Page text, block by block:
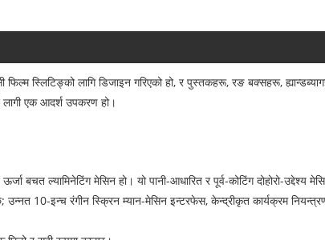
फिल्म स्लिटिङ्को लागि डिजाइन गरिएको हो, र पुस्तकहरू, रङ बक्सहरू,
एक आदर्श उपकरण हो।
बचत ल्यामिनेटिंग मेसिन हो। यो पानी-आधारित र पूर्व-कोटिंग दोहोरो-उद्देश्य
10-इन्च रंगीन स्क्रिन म्यान-मेसिन इन्टरफेस, केन्द्रीकृत कार्यक्रम